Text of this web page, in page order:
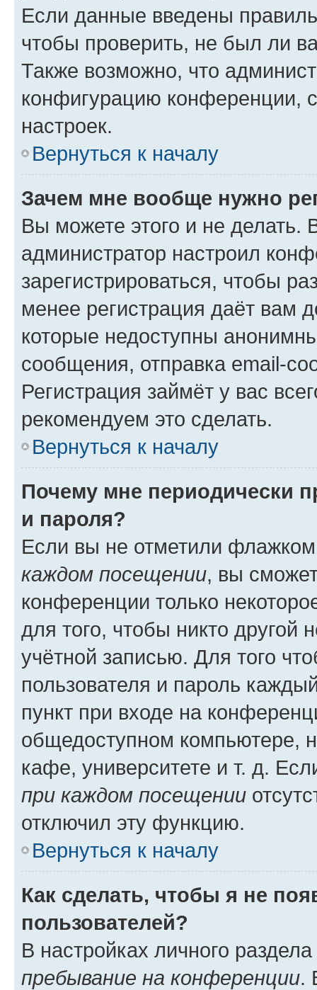
Если данные введены
чтобы проверить, не был ли
Также возможно, что
конфигурацию конференции,
настроек.
Вернуться к началу
Зачем мне вообще нужно
Вы можете этого и не делать.
администратор настроил
зарегистрироваться, чтобы
менее регистрация даёт вам
которые недоступны
сообщения, отправка email-
Регистрация займёт у вас
рекомендуем это сделать.
Вернуться к началу
Почему мне периодически
и пароля?
Если вы не отметили
каждом посещении, вы
конференции только
для того, чтобы никто другой
учётной записью. Для того
пользователя и пароль
пункт при входе на
общедоступном компьютере,
кафе, университете и т. д.
при каждом посещении
отключил эту функцию.
Вернуться к началу
Как сделать, чтобы я не
пользователей?
В настройках личного
пребывание на конференции.